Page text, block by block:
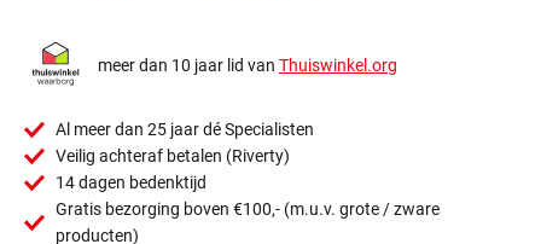
meer dan 10 jaar lid van Thuiswinkel.org
Al meer dan 25 jaar dé Specialisten
Veilig achteraf betalen (Riverty)
14 dagen bedenktijd
Gratis bezorging boven €100,- (m.u.v. grote / zware
producten)